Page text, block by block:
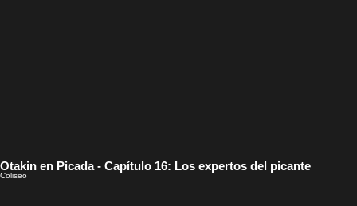
Otakin en Picada - Capítulo 16: Los expertos del picante
Coliseo